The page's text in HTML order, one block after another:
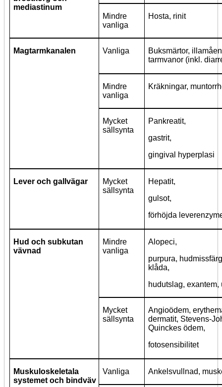
mediastinum
Mindre
vanliga
Hosta, rinit
Magtarmkanalen Vanliga
Buksmärtor,
tarmvanor (inkl.
Mindre
vanliga
Kräkningar,
Mycket
sällsynta
Pankreatit,
gastrit,
gingival hyperplasi
Lever och gallvägar
Mycket
sällsynta
Hepatit,
gulsot,
förhöjda
Hud och subkutan
vävnad
Mindre
vanliga
Alopeci,
purpura,
klåda,
hudutslag, exantem,
Mycket
sällsynta
Angioödem,
dermatit, Stevens-
Quinckes ödem,
fotosensibilitet
Muskuloskeletala
systemet och bindväv
Vanliga Ankelsvullnad,